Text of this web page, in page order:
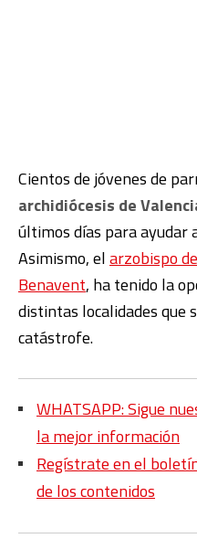
Cientos de jóvenes de
archidiócesis de
últimos días para ayudar
Asimismo, elarzobispo
Benavent, ha tenido la
distintas localidades que
catástrofe.
WHATSAPP: Sigue
la mejor información
Regístrate en el
de los contenidos